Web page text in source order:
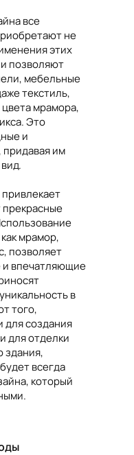
все
не
этих
позволяют
мебельные
текстиль,
мрамора,
Это
и
им
прекрасные
мрамор,
позволяет
и впечатляющие
в
того,
для создания
для отделки
здания,
всегда
который